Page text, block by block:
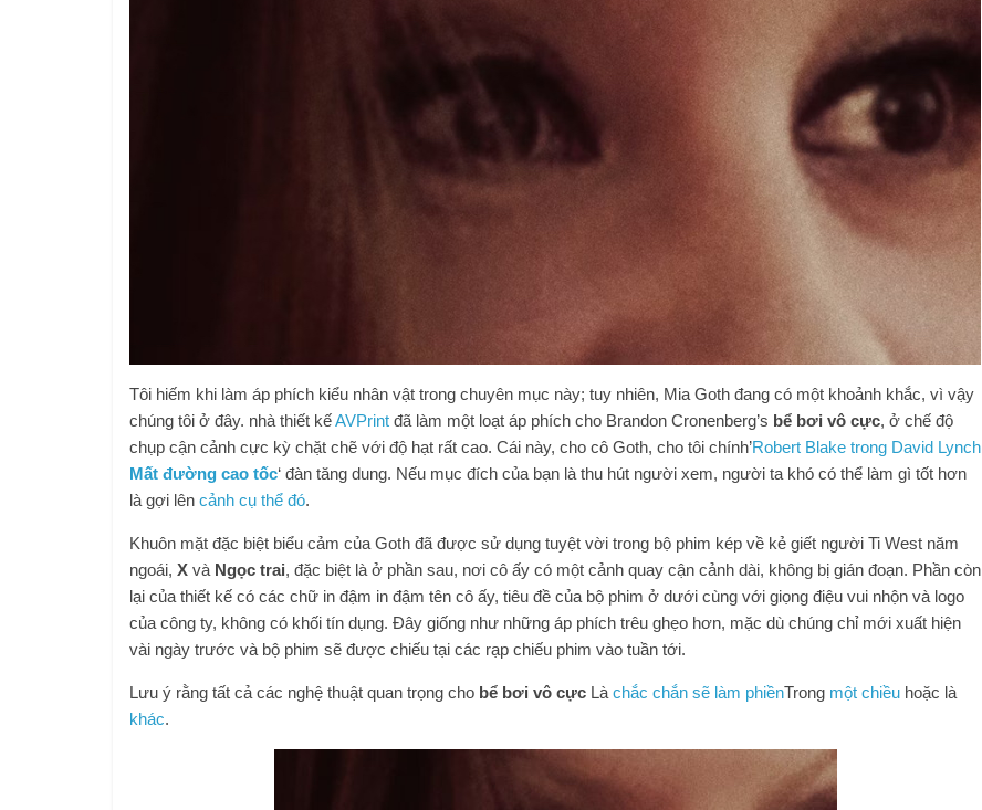
Tôi hiếm khi làm áp phích kiểu nhân vật trong chuyên mục này; tuy nhiên, Mia Goth đang có một khoảnh khắc, vì vậy
chúng tôi ở đây. nhà thiết kếAVPrint đã làm một loạt áp phích cho Brandon Cronenberg’s bể bơi vô cực, ở chế độ
chụp cận cảnh cực kỳ chặt chẽ với độ hạt rất cao. Cái này, cho cô Goth, cho tôi chính’Robert Blake trong David Lynch
Mất đường cao tốc‘ đàn tăng dung. Nếu mục đích của bạn là thu hút người xem, người ta khó có thể làm gì tốt hơn
là gợi lên cảnh cụ thể đó.
Khuôn mặt đặc biệt biểu cảm của Goth đã được sử dụng tuyệt vời trong bộ phim kép về kẻ giết người Ti West năm
ngoái, X và Ngọc trai, đặc biệt là ở phần sau, nơi cô ấy có một cảnh quay cận cảnh dài, không bị gián đoạn. Phần còn
lại của thiết kế có các chữ in đậm in đậm tên cô ấy, tiêu đề của bộ phim ở dưới cùng với giọng điệu vui nhộn và logo
của công ty, không có khối tín dụng. Đây giống như những áp phích trêu ghẹo hơn, mặc dù chúng chỉ mới xuất hiện
vài ngày trước và bộ phim sẽ được chiếu tại các rạp chiếu phim vào tuần tới.
Lưu ý rằng tất cả các nghệ thuật quan trọng cho bể bơi vô cực Làchắc chắn sẽ làm phiềnTrong một chiều hoặc là
khác.